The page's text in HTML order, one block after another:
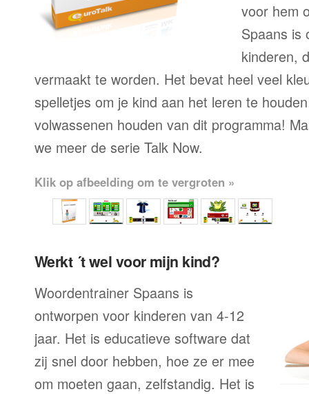
voor hem
Spaans is
kinderen,
vermaakt te worden. Het bevat heel veel
spelletjes om je kind aan het leren te
volwassenen houden van dit programma!
we meer de serie Talk Now.
Klik op afbeelding om te vergroten »
Werkt ´t wel voor mijn kind?
Woordentrainer Spaans is
ontworpen voor kinderen van 4-12
jaar. Het is educatieve software dat
zij snel door hebben, hoe ze er mee
om moeten gaan, zelfstandig. Het is